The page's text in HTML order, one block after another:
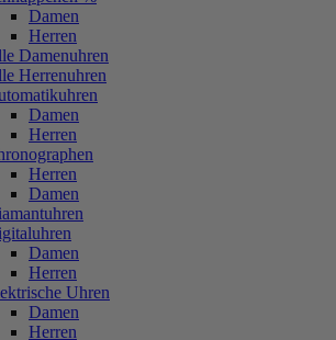
Damen
Herren
Damenuhren
Herrenuhren
Damen
Herren
Herren
Damen
Damen
Herren
Uhren
Damen
Herren